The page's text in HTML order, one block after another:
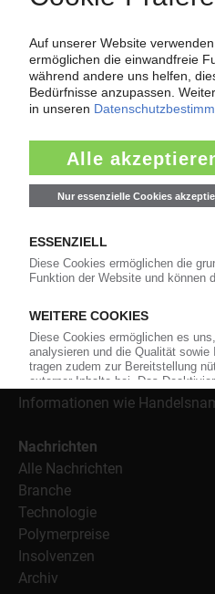
Über das KunststoffWeb
Als einer der Internet-Pioniere
versorgt das KunststoffWeb
Nachrichten rund um das
der Berichterstattung ist
Material, Anwendungen und
Weiterhin bietet das
Bezugsquellen für den
Informationen wie
Nachrichten
Alle Nachrichten
Branche
Technologie
Polymerpreise
Insolvenzen
Archiv